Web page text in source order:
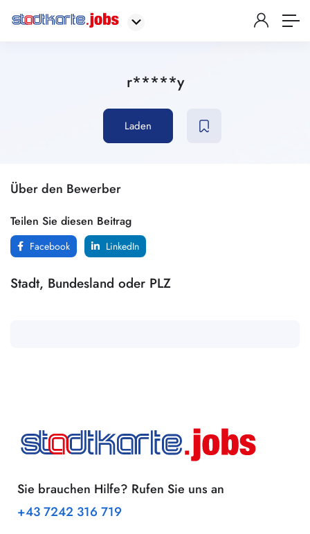
r*****y
Laden
Über den Bewerber
Teilen Sie diesen Beitrag
Facebook LinkedIn
Stadt, Bundesland oder PLZ
Sie brauchen Hilfe? Rufen Sie uns an
+43 7242 316 719